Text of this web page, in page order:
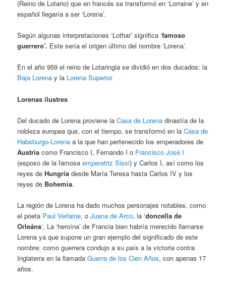
(Reino de Lotario) que en francés se transformó en ‘Lorraine’ y en
español llegaría a ser ‘Lorena’.
Según algunas interpretaciones ‘Lothar’ significa ‘famoso
guerrero’. Este sería el origen último del nombre ‘Lorena’.
En el año 959 el reino de Lotaringia se dividió en dos ducados: la
Baja Lorena y la Lorena Superior
Lorenas ilustres
Del ducado de Lorena proviene laCasa de Lorena dinastía de la
nobleza europea que, con el tiempo, se transformó en laCasa de
Habsburgo-Lorena a la que han pertenecido los emperadores de
Austria como Francisco I, Fernando I o Francisco José I
(esposo de la famosaemperatriz Sissi) y Carlos I, así como los
reyes deHungría desde María Teresa hasta Carlos IV y los
reyes de Bohemia.
La región de Lorena ha dado muchos personajes notables, como
el poeta Paul Verlaine, oJuana de Arco, la ‘doncella de
Orleáns‘, La ‘heroína’ de Francia bien habría merecido llamarse
Lorena ya que supone un gran ejemplo del significado de este
nombre: como guerrera condujo a su país a la victoria contra
Inglaterra en la llamadaGuerra de los Cien Años, con apenas 17
años.